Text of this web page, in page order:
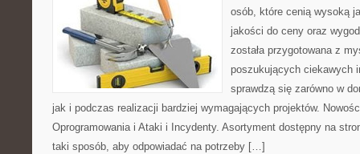
osób, które cenią wysoką
jakości do ceny oraz
została przygotowana z
poszukujących ciekawych
sprawdzą się zarówno w
jak i podczas realizacji bardziej wymagających projektów.
Oprogramowania i Ataki i Incydenty. Asortyment dostępny na
taki sposób, aby odpowiadać na potrzeby […]